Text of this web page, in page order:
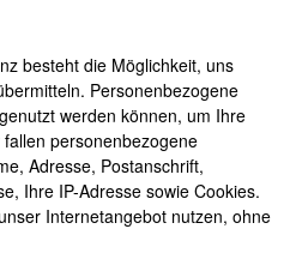
besteht die Möglichkeit, uns
Personenbezogene
werden können, um Ihre
personenbezogene
Adresse, Postanschrift,
Ihre IP-Adresse sowie Cookies.
Internetangebot nutzen, ohne